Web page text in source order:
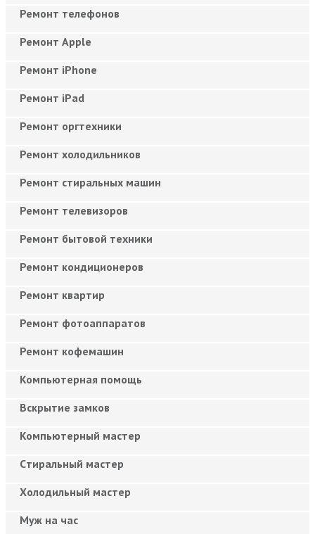
Ремонт телефонов
Ремонт Apple
Ремонт iPhone
Ремонт iPad
Ремонт оргтехники
Ремонт холодильников
Ремонт стиральных машин
Ремонт телевизоров
Ремонт бытовой техники
Ремонт кондиционеров
Ремонт квартир
Ремонт фотоаппаратов
Ремонт кофемашин
Компьютерная помощь
Вскрытие замков
Компьютерный мастер
Cтиральный мастер
Холодильный мастер
Муж на час